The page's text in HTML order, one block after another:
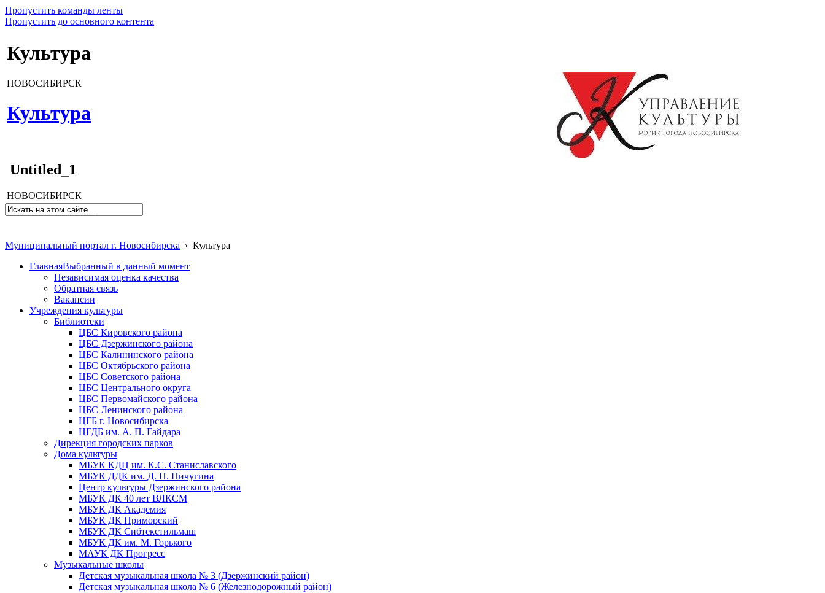
Пропустить команды ленты
Пропустить до основного контента
Культура
НОВОСИБИРСК
Культура
Untitled_1
НОВОСИБИРСК
Муниципальный портал г. Новосибирска › Культура
ГлавнаяВыбранный в данный момент
Независимая оценка качества
Обратная связь
Вакансии
Учреждения культуры
Библиотеки
ЦБС Кировского района
ЦБС Дзержинского района
ЦБС Калининского района
ЦБС Октябрьского района
ЦБС Советского района
ЦБС Центрального округа
ЦБС Первомайского района
ЦБС Ленинского района
ЦГБ г. Новосибирска
ЦГДБ им. А. П. Гайдара
Дирекция городских парков
Дома культуры
МБУК КДЦ им. К.С. Станиславского
МБУК ДДК им. Д. Н. Пичугина
Центр культуры Дзержинского района
МБУК ДК 40 лет ВЛКСМ
МБУК ДК Академия
МБУК ДК Приморский
МБУК ДК Сибтекстильмаш
МБУК ДК им. М. Горького
МАУК ДК Прогресс
Музыкальные школы
Детская музыкальная школа № 3 (Дзержинский район)
Детская музыкальная школа № 6 (Железнодорожный район)